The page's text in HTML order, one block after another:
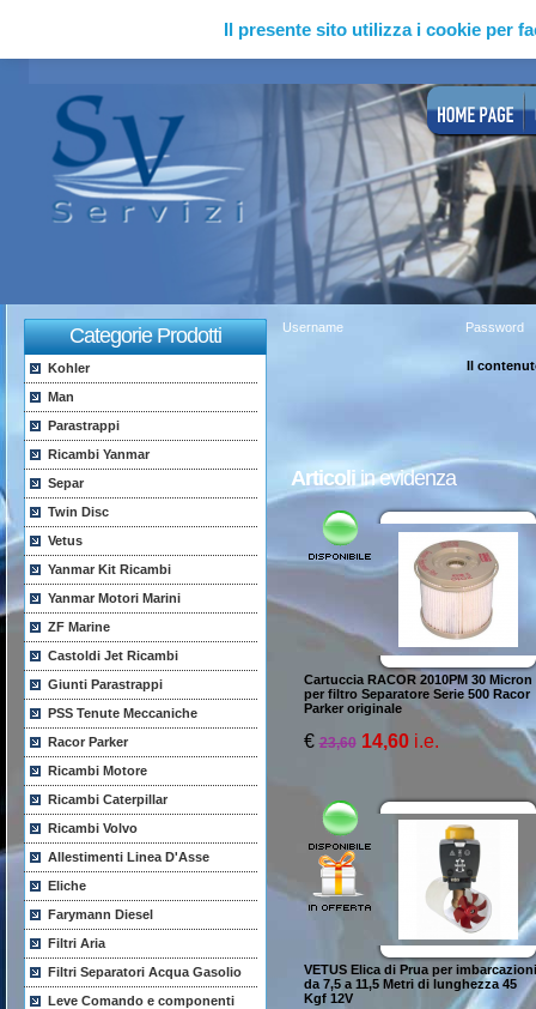
Il presente sito utilizza i cookie per
Categorie Prodotti
Kohler
Man
Parastrappi
Ricambi Yanmar
Separ
Twin Disc
Vetus
Yanmar Kit Ricambi
Yanmar Motori Marini
ZF Marine
Castoldi Jet Ricambi
Giunti Parastrappi
PSS Tenute Meccaniche
Racor Parker
Ricambi Motore
Ricambi Caterpillar
Ricambi Volvo
Allestimenti Linea D'Asse
Eliche
Farymann Diesel
Filtri Aria
Filtri Separatori Acqua Gasolio
Leve Comando e componenti
Username Password
Il
Articoli in evidenza
Cartuccia RACOR 2010PM 30 Micron
per filtro Separatore Serie 500 Racor
Parker originale
€23,60 14,60i.e.
VETUS Elica di Prua per imbarcazioni
da 7,5 a 11,5 Metri di lunghezza 45
Kgf 12V